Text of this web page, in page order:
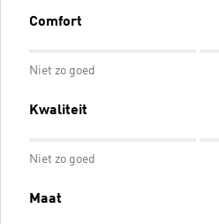
Comfort
Niet zo goed
Kwaliteit
Niet zo goed
Maat